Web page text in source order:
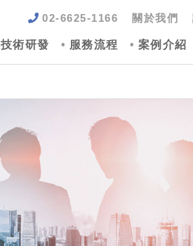
02-6625-1166 關於我們
技術研發 服務流程 案例介紹